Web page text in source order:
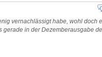
vernachlässigt habe, wohl doch
gerade in der Dezemberausgabe